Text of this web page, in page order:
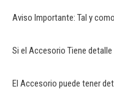
Aviso Importante: Tal y
Si el Accesorio Tiene
El Accesorio puede tener